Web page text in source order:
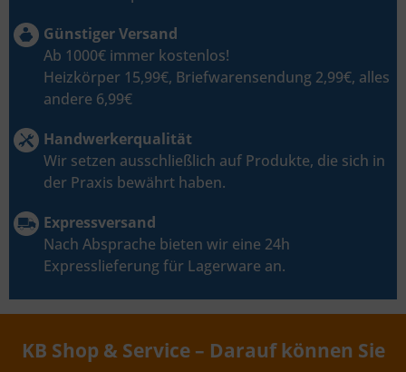
Günstiger Versand
Ab 1000€ immer kostenlos!
Heizkörper 15,99€, Briefwarensendung 2,99€, alles
andere 6,99€
Handwerkerqualität
Wir setzen ausschließlich auf Produkte, die sich in
der Praxis bewährt haben.
Expressversand
Nach Absprache bieten wir eine 24h
Expresslieferung für Lagerware an.
KB Shop & Service – Darauf können Sie